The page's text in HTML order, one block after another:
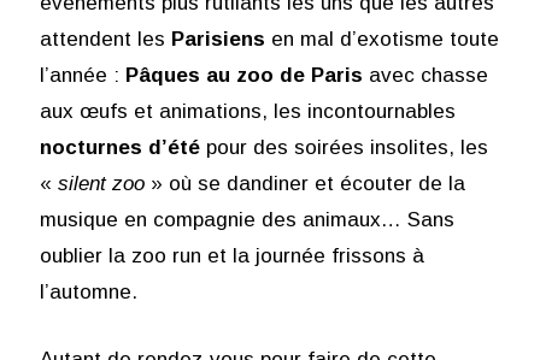
attendent les Parisiens en mal d’exotisme toute
l’année : Pâques au zoo de Paris avec chasse
aux œufs et animations, les incontournables
nocturnes d’étépour des soirées insolites, les
« silent zoo» où se dandiner et écouter de la
musique en compagnie des animaux… Sans
oublier la zoo run et la journée frissons à
l’automne.